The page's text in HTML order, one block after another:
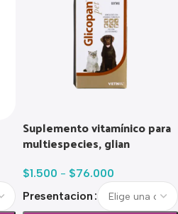
Suplemento vitamínico para
multiespecies, glian
$1.500 - $76.000
Presentacion